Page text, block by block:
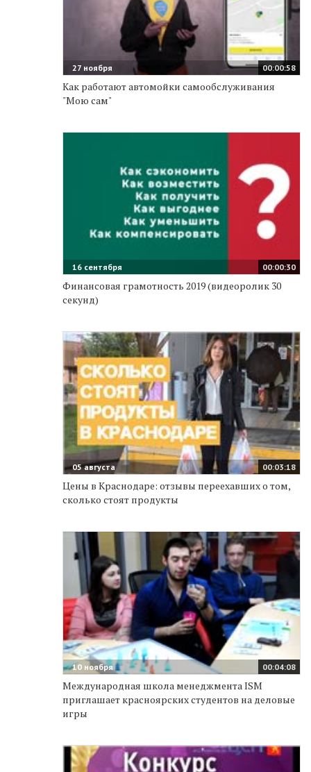
00:00:58
27 ноября
Как работают автомойки самообслуживания
"Мою сам"
00:00:30
16 сентября
Финансовая грамотность 2019 (видеоролик 30
секунд)
00:03:18
05 августа
Цены в Краснодаре: отзывы переехавших о том,
сколько стоят продукты
00:04:08
10 ноября
Международная школа менеджмента ISM
приглашает красноярских студентов на деловые
игры